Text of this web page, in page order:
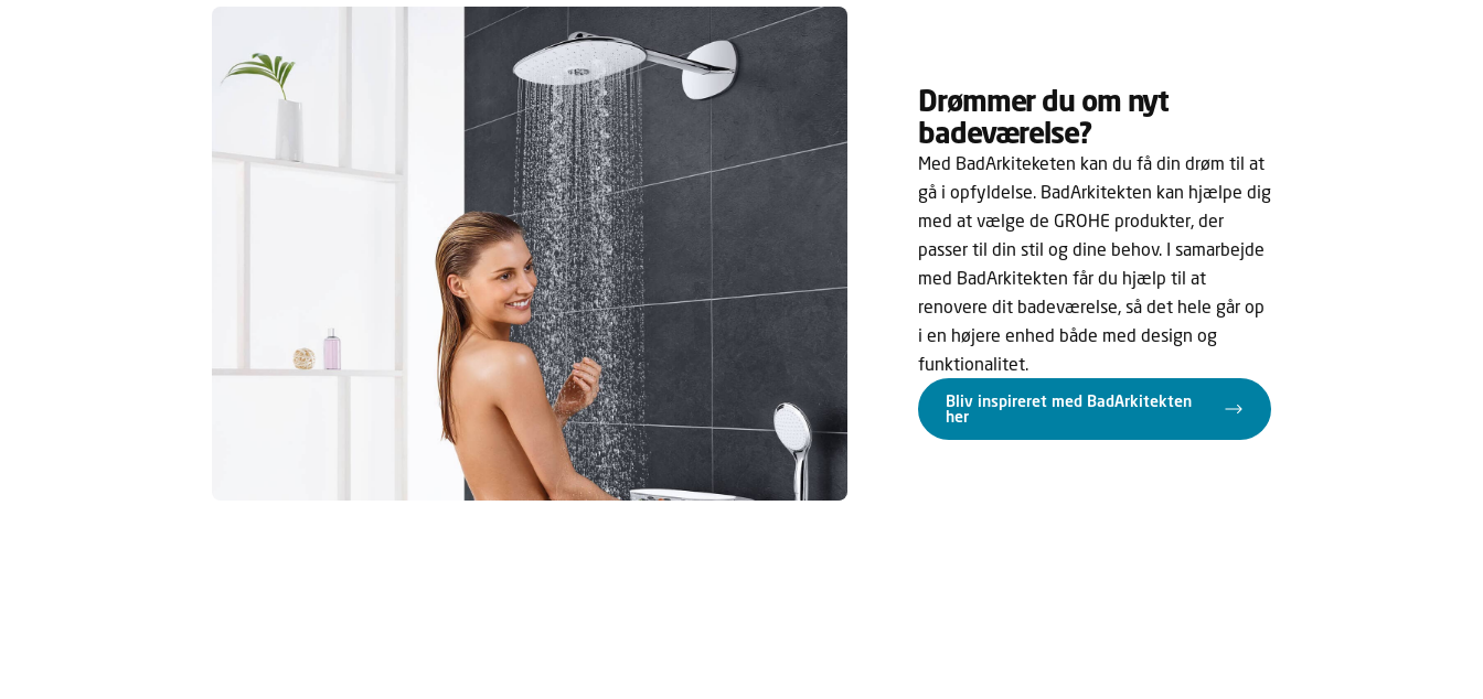
Drømmer du om nyt
badeværelse?
Med BadArkiteketen kan du få din drøm til at
gå i opfyldelse. BadArkitekten kan hjælpe dig
med at vælge de GROHE produkter, der
passer til din stil og dine behov. I samarbejde
med BadArkitekten får du hjælp til at
renovere dit badeværelse, så det hele går op
i en højere enhed både med design og
funktionalitet.
Bliv inspireret med BadArkitekten
her